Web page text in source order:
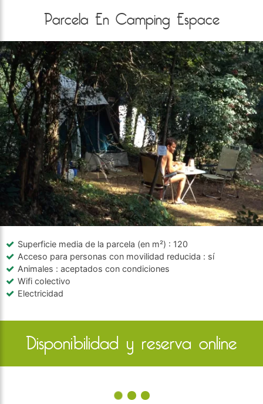
Parcela En Camping Espace
Superficie media de la parcela (en m²) : 120
Acceso para personas con movilidad reducida : sí
Animales : aceptados con condiciones
Wifi colectivo
Electricidad
Disponibilidad y reserva online